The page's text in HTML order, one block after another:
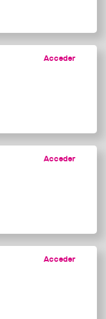
Acceder
Acceder
Acceder